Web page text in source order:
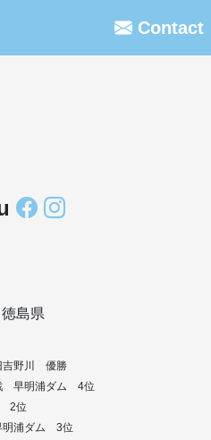
Contact
島県
野川 優勝
早明浦ダム 4位
2位
浦ダム 3位